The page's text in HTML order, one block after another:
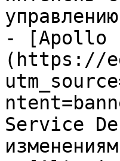
- [Apollo
(https://
Service